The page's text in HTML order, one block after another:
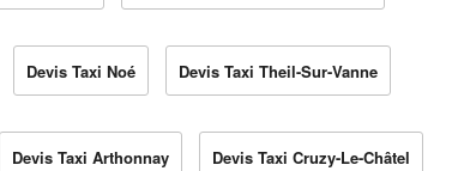
Devis Taxi Noé Devis Taxi Theil-Sur-Vanne
Devis Taxi Arthonnay Devis Taxi Cruzy-Le-Châtel